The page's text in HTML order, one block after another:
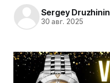
Sergey Druzhinin
30 авг. 2025